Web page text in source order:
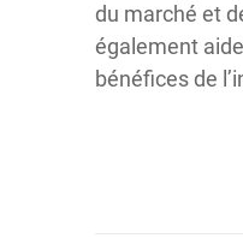
du marché et
également
bénéfices de